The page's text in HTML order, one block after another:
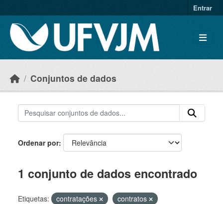
Entrar
Conjuntos de dados
Ordenar por
1 conjunto de dados encontrado
Etiquetas: contratações
contratos